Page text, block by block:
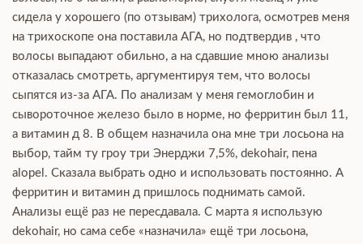
сидела у хорошего (по отзывам) трихолога, осмотрев меня
на трихоскопе она поставила АГА, но подтвердив , что
волосы выпадают обильно, а на сдавшие мною анализы
отказалась смотреть, аргументируя тем, что волосы
сыпятся из-за АГА. По анализам у меня гемоглобин и
сывороточное железо было в норме, но ферритин был 11,
а витамин д 8. В общем назначила она мне три лосьона на
выбор, тайм ту гроу три Энерджи 7,5%, dekohair, пена
alopel. Сказала выбрать одно и использовать постоянно. А
ферритин и витамин д пришлось поднимать самой.
Анализы ещё раз не пересдавала. С марта я использую
dekohair, но сама себе «назначила» ещё три лосьона,